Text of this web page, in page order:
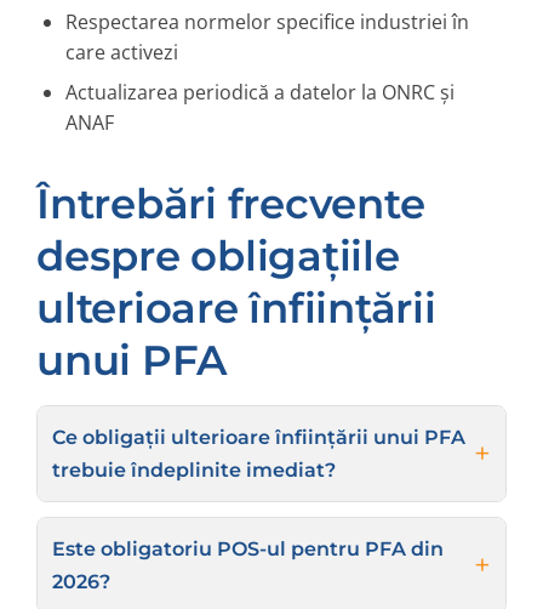
Respectarea normelor specifice industriei în
care activezi
Actualizarea periodică a datelor la ONRC și
ANAF
Întrebări frecvente
despre obligațiile
ulterioare înființării
unui PFA
Ce obligații ulterioare înființării unui PFA
trebuie îndeplinite imediat?
Este obligatoriu POS-ul pentru PFA din
2026?